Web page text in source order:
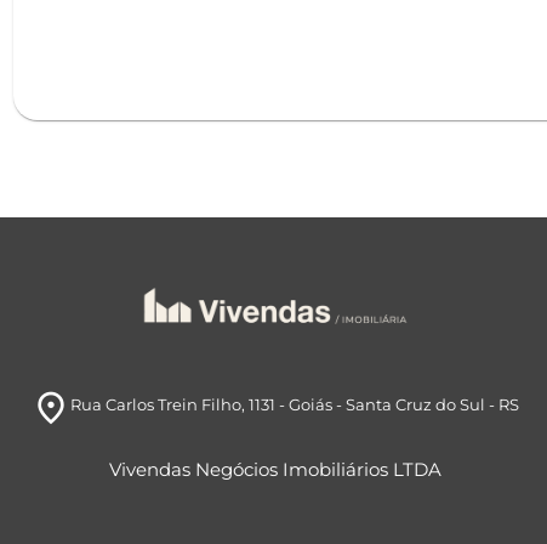
room Rua Carlos Trein Filho, 1131 - Goiás- Santa Cruz do Sul - RS
Vivendas Negócios Imobiliários LTDA